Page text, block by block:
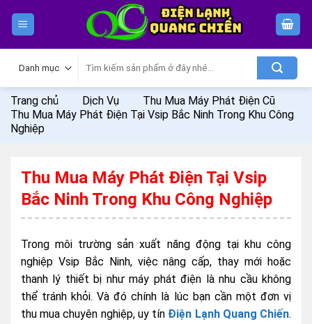
kiếm:
Trang chủ Dịch Vụ
Thu Mua Máy Phát Điện Cũ
Thu Mua Máy Phát Điện Tại Vsip Bắc Ninh Trong Khu Công
Nghiệp
Thu Mua Máy Phát Điện Tại Vsip
Bắc Ninh Trong Khu Công Nghiệp
Trong môi trường sản xuất năng động tại khu công
nghiệp Vsip Bắc Ninh, việc nâng cấp, thay mới hoặc
thanh lý thiết bị như máy phát điện là nhu cầu không
thể tránh khỏi. Và đó chính là lúc bạn cần một đơn vị
thu mua chuyên nghiệp, uy tín Điện Lạnh Quang Chiến.